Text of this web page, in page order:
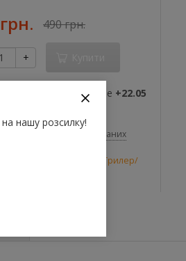
490 грн.
+
покупку ви отримаєте +22.05
До обраних
Детектив/Трилер/
нашу розсилку!